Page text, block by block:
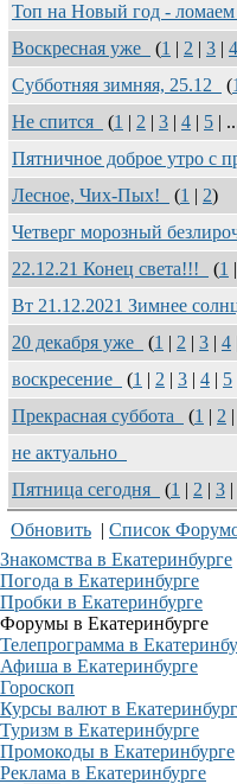
Топ на Новый год - ломаем
Воскресная уже
(1 | 2 | 3 | 4
Субботняя зимняя, 25.12
(1
Не спится
(1 | 2 | 3 | 4 | 5 |
Пятничное доброе утро с
Лесное, Чих-Пых!
(1 | 2)
Четверг морозный
22.12.21 Конец света!!!
(1 |
Вт 21.12.2021 Зимнее
20 декабря уже
(1 | 2 | 3 | 4
воскресение
(1 | 2 | 3 | 4 | 5
Прекрасная суббота
(1 | 2 |
не актуально
Пятница сегодня
(1 | 2 | 3 |
Обновить | Список
Знакомства в Екатеринбурге
Погода в Екатеринбурге
Пробки в Екатеринбурге
Форумы в Екатеринбурге
Телепрограмма в
Афиша в Екатеринбурге
Гороскоп
Курсы валют в
Туризм в Екатеринбурге
Промокоды в Екатеринбурге
Реклама в Екатеринбурге